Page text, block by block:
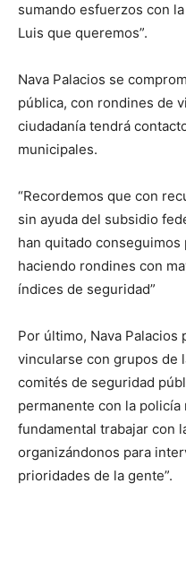
sumando esfuerzos con
Luis que queremos”.
Nava Palacios se
pública, con rondines de
ciudadanía tendrá
municipales.
“Recordemos que con
sin ayuda del subsidio
han quitado
haciendo rondines con
índices de seguridad”
Por último, Nava Palacios
vincularse con grupos de
comités de seguridad
permanente con la policía
fundamental trabajar con
organizándonos para
prioridades de la gente”.